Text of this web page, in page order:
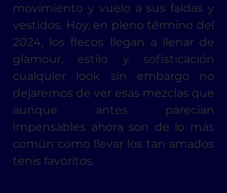
movimiento y vuelo a sus faldas y
vestidos. Hoy, en pleno término del
2024, los flecos llegan a llenar de
glamour, estilo y sofisticación
cualquier look sin embargo no
dejaremos de ver esas mezclas que
aunque antes parecían
impensables ahora son de lo más
común como llevar los tan amados
tenis favoritos.